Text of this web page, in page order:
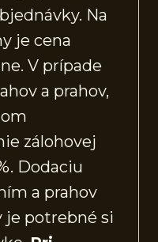
Na
je cena
V prípade
a prahov,
zálohovej
Dodaciu
a prahov
je potrebné si